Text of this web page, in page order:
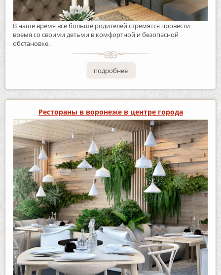
В наше время все больше родителей стремятся провести
время со своими детьми в комфортной и безопасной
обстановке.
подробнее
Рестораны в воронеже в центре города